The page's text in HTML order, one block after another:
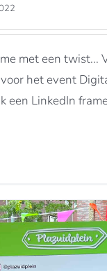
met een twist...
het event
een LinkedIn